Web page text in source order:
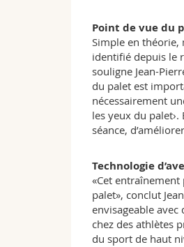
Point de vue du
Simple en théorie,
identifié depuis le
souligne Jean-
du palet est
nécessairement
les yeux du
séance,
Technologie
«Cet
palet», conclut
envisageable
chez des athlètes
du sport de haut